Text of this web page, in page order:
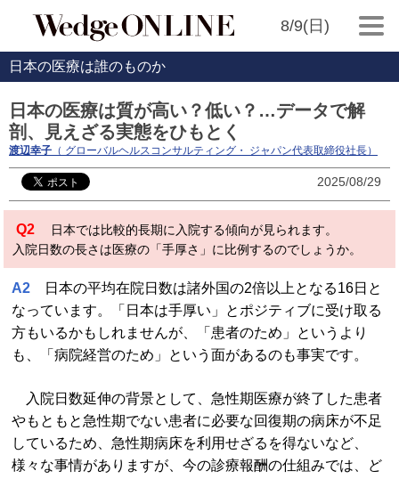
8/9(日)
日本の医療は誰のものか
日本の医療は質が高い？低い？…データで解
剖、見えざる実態をひもとく
渡辺幸子 （ グローバルヘルスコンサルティング・ ジャパン代表取締役社長）
2025/08/29
Q2 日本では比較的長期に入院する傾向が見られます。
入院日数の長さは医療の「手厚さ」に比例するのでしょうか。
A2 日本の平均在院日数は諸外国の2倍以上となる16日と
なっています。「日本は手厚い」とポジティブに受け取る
方もいるかもしれませんが、「患者のため」というより
も、「病院経営のため」という面があるのも事実です。
入院日数延伸の背景として、急性期医療が終了した患者
やもともと急性期でない患者に必要な回復期の病床が不足
しているため、急性期病床を利用せざるを得ないなど、
様々な事情がありますが、今の診療報酬の仕組みでは、ど